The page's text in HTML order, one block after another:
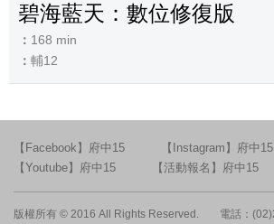
碧海藍天：數位修復版
168 min
輔12
【Facebook】府中15
【Instagram】府中15
【Youtube】府中15
【活動報名】府中15
版權所有 © 2016 All Rights Reserved.
電話：